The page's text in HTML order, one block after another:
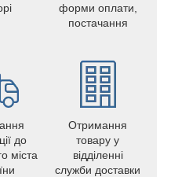
форми оплати,
постачання
до
міста
Отримання
товару у
відділенні
служби доставки